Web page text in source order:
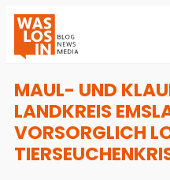
MAUL- UND
LANDKREIS
VORSORGLICH